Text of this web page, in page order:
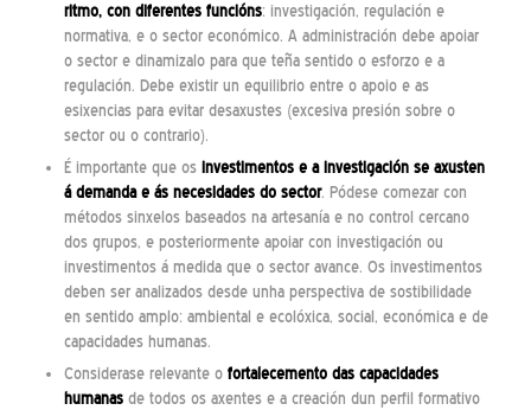
ritmo, con diferentes funcións: investigación, regulación e
normativa, e o sector económico. A administración debe apoiar
o sector e dinamizalo para que teña sentido o esforzo e a
regulación. Debe existir un equilibrio entre o apoio e as
esixencias para evitar desaxustes (excesiva presión sobre o
sector ou o contrario).
É importante que os investimentos e a investigación se axusten
á demanda e ás necesidades do sector. Pódese comezar con
métodos sinxelos baseados na artesanía e no control cercano
dos grupos, e posteriormente apoiar con investigación ou
investimentos á medida que o sector avance. Os investimentos
deben ser analizados desde unha perspectiva de sostibilidade
en sentido amplo: ambiental e ecolóxica, social, económica e de
capacidades humanas.
Considerase relevante o fortalecemento das capacidades
humanasde todos os axentes e a creación dun perfil formativo